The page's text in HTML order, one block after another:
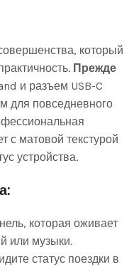
который
Прежде
и разъем USB-C
для повседневного
с матовой текстурой
устройства.
которая оживает
или музыки.
статус поездки в